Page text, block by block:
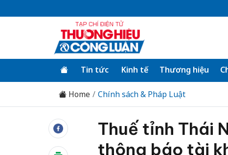
Tin tức Kinh tế Thương hiệu
Home Chính sách & Pháp Luật
Thuế tỉnh Thái
thông báo tài